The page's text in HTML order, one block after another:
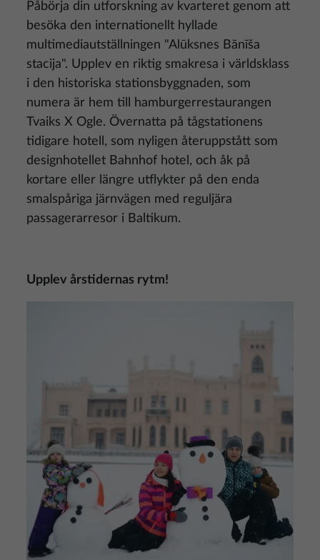
Påbörja din utforskning av kvarteret genom att
besöka den internationellt hyllade
multimediautställningen "Alūksnes Bānīša
stacija". Upplev en riktig smakresa i världsklass
i den historiska stationsbyggnaden, som
numera är hem till hamburgerrestaurangen
Tvaiks X Ogle. Övernatta på tågstationens
tidigare hotell, som nyligen återuppstått som
designhotellet Bahnhof hotel, och åk på
kortare eller längre utflykter på den enda
smalspåriga järnvägen med reguljära
passagerarresor i Baltikum.
Upplev årstidernas rytm!